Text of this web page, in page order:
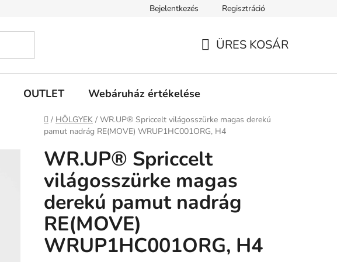
Fizetési feltételek Kereskedőknek
Bejelentkezés Regisztráció
ÜRES KOSÁR
OUTLET Webáruház értékelése
Kezdőlap
/ HÖLGYEK / WR.UP® Spriccelt világosszürke magas derekú
pamut nadrág RE(MOVE) WRUP1HC001ORG, H4
WR.UP® Spriccelt
világosszürke magas
derekú pamut nadrág
RE(MOVE)
WRUP1HC001ORG, H4